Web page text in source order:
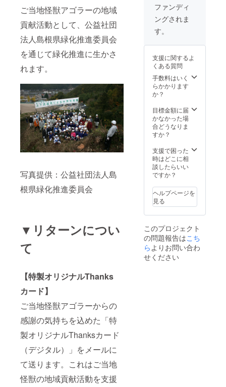
ご当地怪獣アゴラーの地域
貢献活動として、公益社団
法人島根県緑化推進委員会
を通じて緑化推進に生かさ
れます。
写真提供：公益社団法人島
根県緑化推進委員会
▼リターンについ
て
【特製オリジナルThanks
カード】
ご当地怪獣アゴラーからの
感謝の気持ちを込めた「特
製オリジナルThanksカード
（デジタル）」をメールに
て送ります。これはご当地
怪獣の地域貢献活動を支援
ファンディ
ングされま
す。
支援に関するよ
くある質問
手数料はいく
らかかります
か？
目標金額に届
かなかった場
合どうなりま
すか？
支援で困った
時はどこに相
談したらいい
ですか？
ヘルプページを
見る
このプロジェクト
の問題報告はこち
ら よりお問い合わ
せください